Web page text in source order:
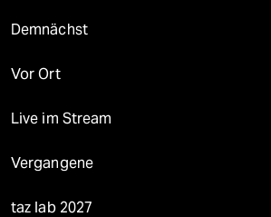
Demnächst
Vor Ort
Live im Stream
Vergangene
taz lab 2027